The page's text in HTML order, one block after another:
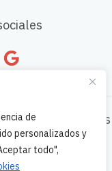
de
personalizados y
todo",
Todos los
| Política de